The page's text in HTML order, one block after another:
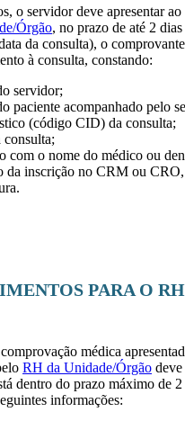
o servidor deve apresentar
Órgão, no prazo de até 2
da consulta), o
à consulta, constando:
servidor;
paciente acompanhado pelo
(código CID) da consulta;
consulta;
com o nome do médico ou
da inscrição no CRM ou
PARA O RH
médica
RH da Unidade/Órgão
dentro do prazo máximo de
informações: